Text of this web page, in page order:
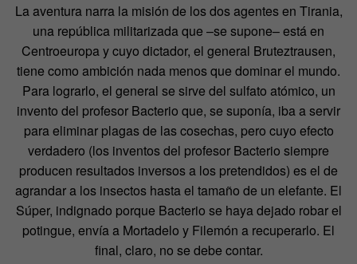
La aventura narra la misión de los dos agentes en Tirania,
una república militarizada que –se supone– está en
Centroeuropa y cuyo dictador, el general Bruteztrausen,
tiene como ambición nada menos que dominar el mundo.
Para lograrlo, el general se sirve del sulfato atómico, un
invento del profesor Bacterio que, se suponía, iba a servir
para eliminar plagas de las cosechas, pero cuyo efecto
verdadero (los inventos del profesor Bacterio siempre
producen resultados inversos a los pretendidos) es el de
agrandar a los insectos hasta el tamaño de un elefante. El
Súper, indignado porque Bacterio se haya dejado robar el
potingue, envía a Mortadelo y Filemón a recuperarlo. El
final, claro, no se debe contar.